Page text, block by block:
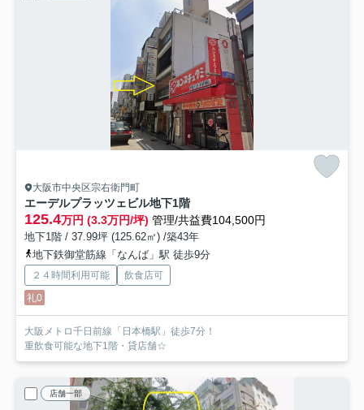
大阪市中央区宗右衛門町
エーデルプラッツェビル地下1階
125.4万円 (3.3万円/坪) 管理/共益費104,500円
地下1階 / 37.99坪 (125.62㎡) /築43年
地下鉄御堂筋線「なんば」駅 徒歩9分
２４時間利用可能
飲食店可
礼0
大阪メトロ千日前線「日本橋駅」徒歩7分！
重飲食可能な地下1階・貸店舗☆
店舗一部